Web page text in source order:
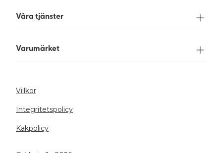
Våra tjänster
Varumärket
Villkor
Integritetspolicy
Kakpolicy